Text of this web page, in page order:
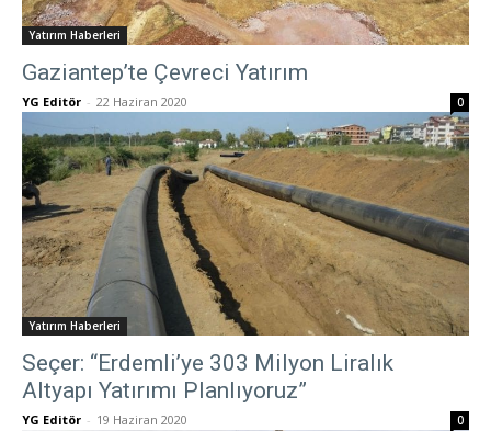
Yatırım Haberleri
Gaziantep’te Çevreci Yatırım
YG Editör - 22 Haziran 2020 0
Yatırım Haberleri
Seçer: “Erdemli’ye 303 Milyon Liralık
Altyapı Yatırımı Planlıyoruz”
YG Editör - 19 Haziran 2020 0